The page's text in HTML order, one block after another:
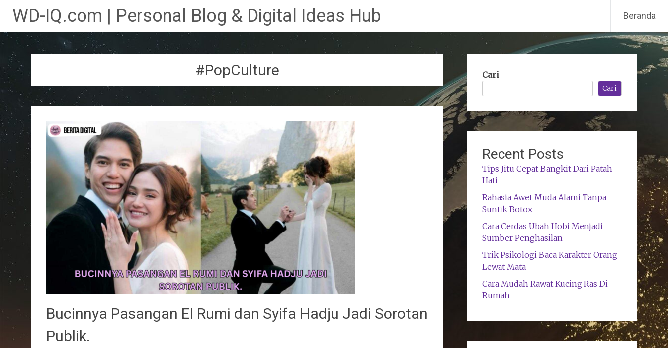
Lompat
konten
WD-IQ.com | Personal Blog & Digital Ideas Hub Beranda
#PopCulture
Bucinnya Pasangan El Rumi dan Syifa Hadju Jadi Sorotan
Publik.
Cari
Cari
Recent Posts
Tips Jitu Cepat Bangkit Dari Patah
Hati
Rahasia Awet Muda Alami Tanpa
Suntik Botox
Cara Cerdas Ubah Hobi Menjadi
Sumber Penghasilan
Trik Psikologi Baca Karakter Orang
Lewat Mata
Cara Mudah Rawat Kucing Ras Di
Rumah